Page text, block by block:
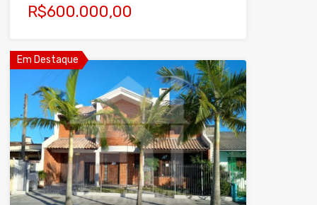
R$600.000,00
Em Destaque